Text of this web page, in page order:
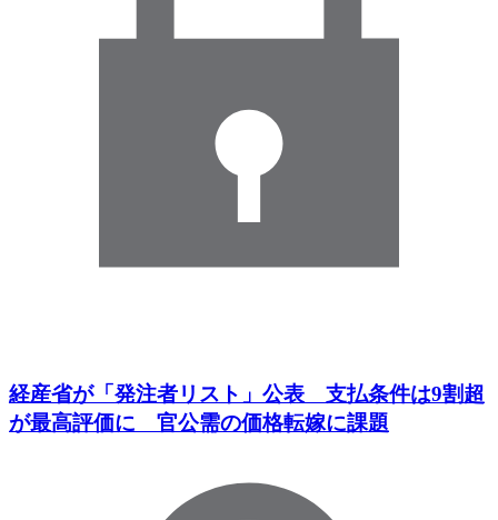
経産省が「発注者リスト」公表 支払条件は9割超
が最高評価に 官公需の価格転嫁に課題